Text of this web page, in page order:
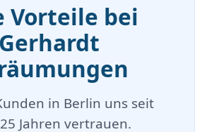
Vorteile bei
Gerhardt
in Berlin uns seit
Jahren vertrauen.